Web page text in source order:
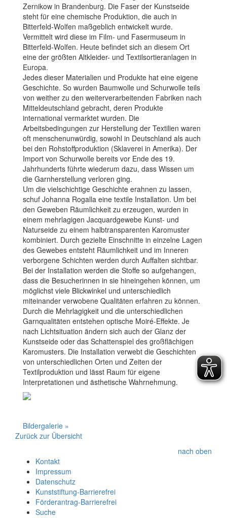
Zernikow in Brandenburg. Die Faser der Kunstseide
steht für eine chemische Produktion, die auch in
Bitterfeld-Wolfen maßgeblich entwickelt wurde.
Vermittelt wird diese im Film- und Fasermuseum in
Bitterfeld-Wolfen. Heute befindet sich an diesem Ort
eine der größten Altkleider- und Textilsortieranlagen in
Europa.
Jedes dieser Materialien und Produkte hat eine eigene
Geschichte. So wurden Baumwolle und Schurwolle teils
von weither zu den weiterverarbeitenden Fabriken nach
Mitteldeutschland gebracht, deren Produkte
international vermarktet wurden. Die
Arbeitsbedingungen zur Herstellung der Textilien waren
oft menschenunwürdig, sowohl in Deutschland als auch
bei den Rohstoffproduktion (Sklaverei in Amerika). Der
Import von Schurwolle bereits vor Ende des 19.
Jahrhunderts führte wiederum dazu, dass Wissen um
die Garnherstellung verloren ging.
Um die vielschichtige Geschichte erahnen zu lassen,
schuf Johanna Rogalla eine textile Installation. Um bei
den Geweben Räumlichkeit zu erzeugen, wurden in
einem mehrlagigen Jacquardgewebe Kunst- und
Naturseide zu einem halbtransparenten Karomuster
kombiniert. Durch gezielte Einschnitte in einzelne Lagen
des Gewebes entsteht Räumlichkeit und im Inneren
verborgene Schichten werden durch Auffalten sichtbar.
Bei der Installation werden die Stoffe so aufgehangen,
dass die Besucherinnen in sie hineingehen können, um
möglichst viele Blickwinkel und unterschiedlich
miteinander verwobene Qualitäten erfahren zu können.
Durch die Mehrlagigkeit und die unterschiedlichen
Garnqualitäten entstehen optische Moiré-Effekte. Je
nach Lichtsituation ändern sich auch der Glanz der
Kunstseide oder das Schattenspiel des großflächigen
Karomusters. Die Installation verwebt die Geschichten
von unterschiedlichen Orten und Zeiten der
Textilproduktion und lässt Raum für eigene
Interpretationen und ästhetische Wahrnehmung.
Bildergalerie »
Zurück zur Übersicht
nach oben
Kontakt
Impressum
Datenschutz
Kunststiftung-Barrierefrei
Förderantrag-Barrierefrei
Suche